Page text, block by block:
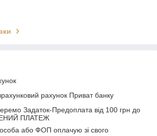
рахунок Приват банку
Задаток-Предоплата від 100 грн до
ПЛАТЕЖ
або ФОП оплачую зі свого